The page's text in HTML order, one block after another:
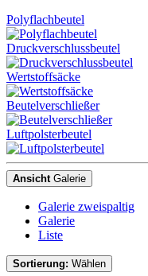
Polyflachbeutel
Druckverschlussbeutel
Wertstoffsäcke
Beutelverschließer
Luftpolsterbeutel
Ansicht Galerie
Galerie zweispaltig
Galerie
Liste
Sortierung: Wählen